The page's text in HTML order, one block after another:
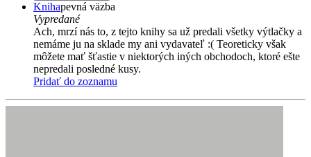
Knihapevná väzba
Vypredané
Ach, mrzí nás to, z tejto knihy sa už predali všetky výtlačky a
nemáme ju na sklade my ani vydavateľ :( Teoreticky však
môžete mať šťastie v niektorých iných obchodoch, ktoré ešte
nepredali posledné kusy.
Pridať do zoznamu